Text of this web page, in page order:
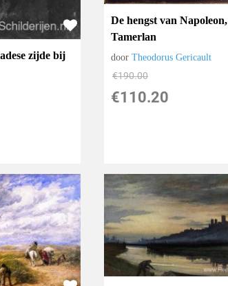
zijde bij
De hengst van Napoleon,
Tamerlan
doorTheodorus Gericault
€190.00
€110.20